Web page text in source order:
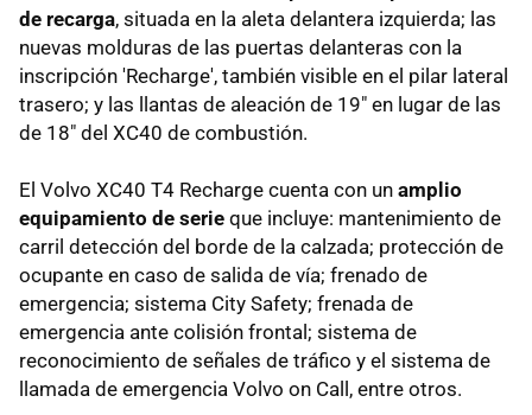
de recarga, situada en la aleta delantera izquierda; las
nuevas molduras de las puertas delanteras con la
inscripción 'Recharge', también visible en el pilar lateral
trasero; y las llantas de aleación de 19" en lugar de las
de 18" del XC40 de combustión.
El Volvo XC40 T4 Recharge cuenta con un amplio
equipamiento de serie que incluye: mantenimiento de
carril detección del borde de la calzada; protección de
ocupante en caso de salida de vía; frenado de
emergencia; sistema City Safety; frenada de
emergencia ante colisión frontal; sistema de
reconocimiento de señales de tráfico y el sistema de
llamada de emergencia Volvo on Call, entre otros.